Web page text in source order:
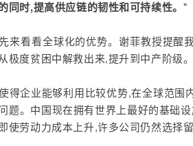
同时,提高供应链的韧性和可持续性。 "
来看看全球化的优势。谢菲教授提醒
极度贫困中解救出来,提升到中产阶级
得企业能够利用比较优势,在全球范
题。中国现在拥有世界上最好的基础
使劳动力成本上升,许多公司仍然选择